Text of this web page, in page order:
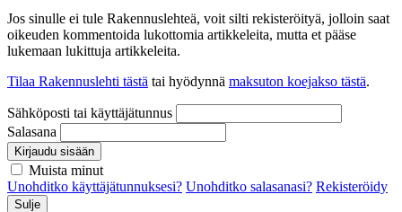
Jos sinulle ei tule Rakennuslehteä, voit silti rekisteröityä, jolloin saat
oikeuden kommentoida lukottomia artikkeleita, mutta et pääse
lukemaan lukittuja artikkeleita.
Tilaa Rakennuslehti tästä tai hyödynnä maksuton koejakso tästä.
Sähköposti tai käyttäjätunnus
Salasana
Kirjaudu sisään
Muista minut
Unohditko käyttäjätunnuksesi? Unohditko salasanasi? Rekisteröidy
Sulje